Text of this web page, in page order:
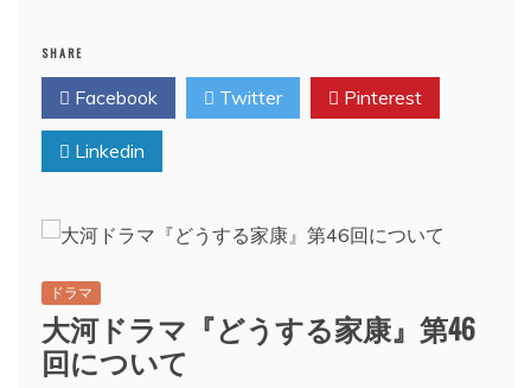
SHARE
Facebook Twitter Pinterest
Linkedin
ドラマ
大河ドラマ『どうする家康』第46
回について